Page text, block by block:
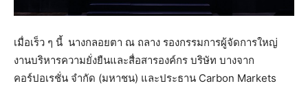
เมื่อเร็ว ๆ นี้ นางกลอยตา ณ ถลาง รองกรรมการผู้จัดการใหญ่
งานบริหารความยั่งยืนและสื่อสารองค์กร บริษัท บางจาก
คอร์ปอเรชั่น จำกัด (มหาชน) และประธาน Carbon Markets